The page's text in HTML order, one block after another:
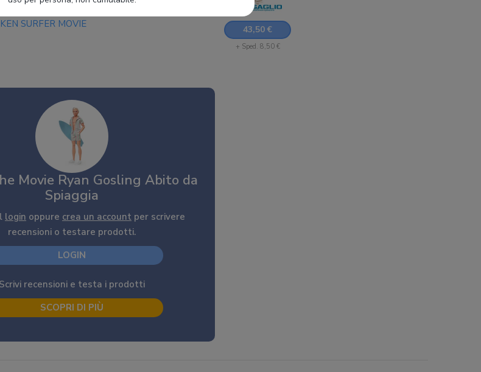
SURFER MOVIE 43,50 €
+ Sped. 8,50 €
Movie Ryan Gosling Abito da
Spiaggia
login oppure crea un account per scrivere
recensioni o testare prodotti.
LOGIN
Scrivi recensioni e testa i prodotti
SCOPRI DI PIÙ